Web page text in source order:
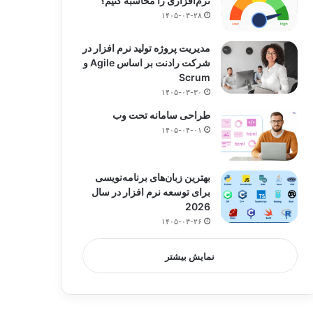
۱۴۰۵-۰۳-۲۸
مدیریت پروژه تولید نرم افزار در
شرکت رادنت بر اساس Agile و
Scrum
۱۴۰۵-۰۳-۳۰
طراحی سامانه تحت وب
۱۴۰۵-۰۴-۰۱
بهترین زبان‌های برنامه‌نویسی
برای توسعه نرم افزار در سال
2026
۱۴۰۵-۰۳-۲۶
نمایش بیشتر